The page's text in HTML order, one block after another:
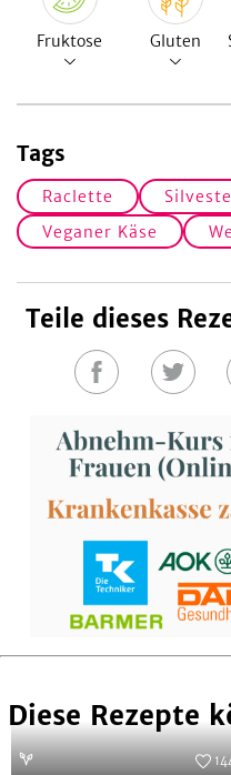
Fruktose Gluten
Tags
Raclette
Veganer Käse
Teile dieses
Auf
teilen
Auf
teilen
Diese Rezepte